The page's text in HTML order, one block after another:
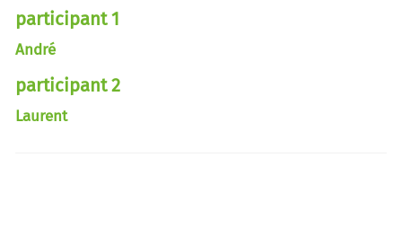
participant 1
André
participant 2
Laurent